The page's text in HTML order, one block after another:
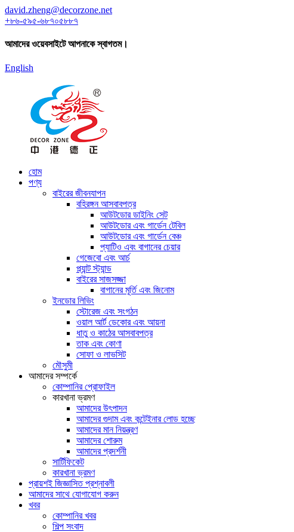
david.zheng@decorzone.net
+৮৬-৫৯৫-৬৮৭০৫৮৮৭
আমাদের ওয়েবসাইটে আপনাকে স্বাগতম।
English
হোম
পণ্য
বাইরের জীবনযাপন
বহিরঙ্গন আসবাবপত্র
আউটডোর ডাইনিং সেট
আউটডোর এবং গার্ডেন টেবিল
আউটডোর এবং গার্ডেন বেঞ্চ
প্যাটিও এবং বাগানের চেয়ার
গেজেবো এবং আর্চ
প্ল্যান্ট স্ট্যান্ড
বাইরের সাজসজ্জা
বাগানের মূর্তি এবং জিনোম
ইনডোর লিভিং
স্টোরেজ এবং সংগঠন
ওয়াল আর্ট ডেকোর এবং আয়না
ধাতু ও কাঠের আসবাবপত্র
তাক এবং কোণা
সোফা ও লাভসিট
মৌসুমী
আমাদের সম্পর্কে
কোম্পানির প্রোফাইল
কারখানা ভ্রমণ
আমাদের উৎপাদন
আমাদের গুদাম এবং কন্টেইনার লোড হচ্ছে
আমাদের মান নিয়ন্ত্রণ
আমাদের শোরুম
আমাদের প্রদর্শনী
সার্টিফিকেট
কারখানা ভ্রমণ
প্রায়শই জিজ্ঞাসিত প্রশ্নাবলী
আমাদের সাথে যোগাযোগ করুন
খবর
কোম্পানির খবর
শিল্প সংবাদ